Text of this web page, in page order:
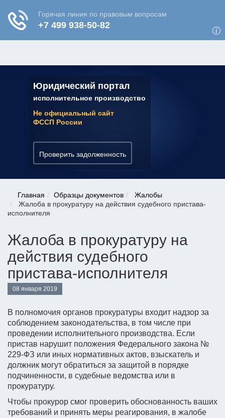
Юридический портал
исполнительное производство
Не официальный сайт
ФССП России
Проверить задолженность
✆ 7 (800) 350-22-64
Главная Образцы документов
Жалобы
Жалоба в прокуратуру на действия судебного пристава-
исполнителя
Жалоба в прокуратуру на
действия судебного
пристава-исполнителя
08 января 2019
В полномочия органов прокуратуры входит надзор за
соблюдением законодательства, в том числе при
проведении исполнительного производства. Если
пристав нарушит положения Федерального закона №
229-ФЗ или иных нормативных актов, взыскатель и
должник могут обратиться за защитой в порядке
подчиненности, в судебные ведомства или в
прокуратуру.
Чтобы прокурор смог проверить обоснованность ваших
требований и принять меры реагирования, в жалобе